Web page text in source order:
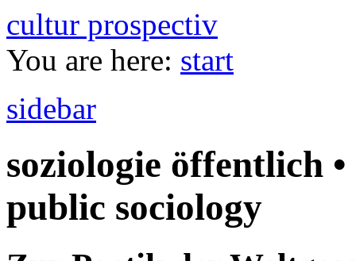
cultur prospectiv
You are here: start
sidebar
soziologie öffentlich
public sociology